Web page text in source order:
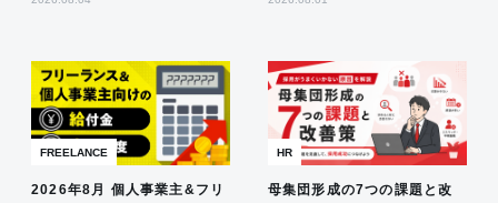
FREELANCE
2026年8月 個人事業主&フリ
HR
母集団形成の7つの課題と改